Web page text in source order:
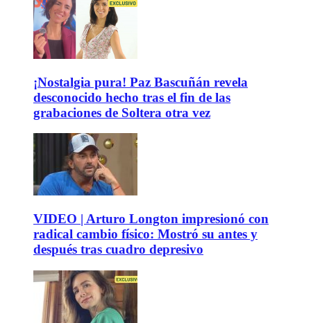
¡Nostalgia pura! Paz Bascuñán revela
desconocido hecho tras el fin de las
grabaciones de Soltera otra vez
VIDEO | Arturo Longton impresionó con
radical cambio físico: Mostró su antes y
después tras cuadro depresivo